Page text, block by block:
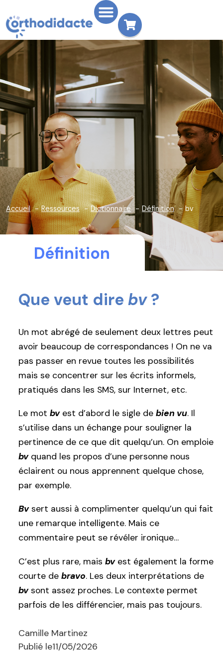
Accueil Ressources Dictionnaire Définition bv
Définition
Que veut dire bv?
Un mot abrégé de seulement deux lettres peut
avoir beaucoup de correspondances ! On ne va
pas passer en revue toutes les possibilités
mais se concentrer sur les écrits informels,
pratiqués dans les SMS, sur Internet, etc.
Le mot bvest d’abord le sigle de bien vu. Il
s’utilise dans un échange pour souligner la
pertinence de ce que dit quelqu’un. On emploie
bvquand les propos d’une personne nous
éclairent ou nous apprennent quelque chose,
par exemple.
Bvsert aussi à complimenter quelqu’un qui fait
une remarque intelligente. Mais ce
commentaire peut se révéler ironique…
C’est plus rare, mais bvest également la forme
courte de bravo. Les deux interprétations de
bvsont assez proches. Le contexte permet
parfois de les différencier, mais pas toujours.
Camille Martinez
Publié le11/05/2026